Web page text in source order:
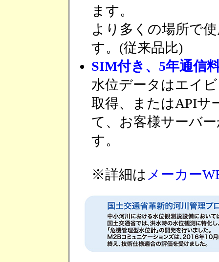
ます。
より多くの場所で
す。(従来品比)
SIM付き、5年通信
水位データはエイ
取得、またはAPIサ
て、お客様サーバ
す。
※詳細は メーカー